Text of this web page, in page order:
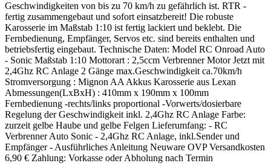
Geschwindigkeiten von bis zu 70 km/h zu gefährlich ist. RTR -
fertig zusammengebaut und sofort einsatzbereit! Die robuste
Karosserie im Maßstab 1:10 ist fertig lackiert und beklebt. Die
Fernbedienung, Empfänger, Servos etc. sind bereits enthalten und
betriebsfertig eingebaut. Technische Daten: Model RC Onroad Auto
- Sonic Maßstab 1:10 Mottorart : 2,5ccm Verbrenner Motor Jetzt mit
2,4Ghz RC Anlage 2 Gänge max.Geschwindigkeit ca.70km/h
Stromversorgung : Mignon AA Akkus Karosserie aus Lexan
Abmessungen(LxBxH) : 410mm x 190mm x 100mm
Fernbedienung -rechts/links proportional -Vorwerts/dosierbare
Regelung der Geschwindigkeit inkl. 2,4Ghz RC Anlage Farbe:
zurzeit gelbe Haube und gelbe Felgen Lieferumfang: - RC
Verbrenner Auto Sonic - 2,4Ghz RC Anlage, inkl.Sender und
Empfänger - Ausführliches Anleitung Neuware OVP Versandkosten
6,90 € Zahlung: Vorkasse oder Abholung nach Termin